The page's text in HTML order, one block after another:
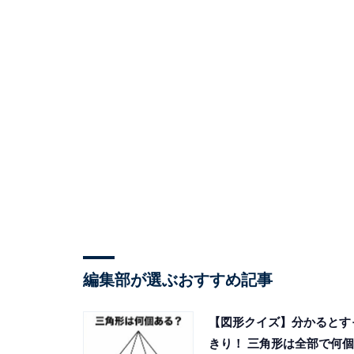
編集部が選ぶおすすめ記事
【図形クイズ】分かるとす
きり！ 三角形は全部で何個